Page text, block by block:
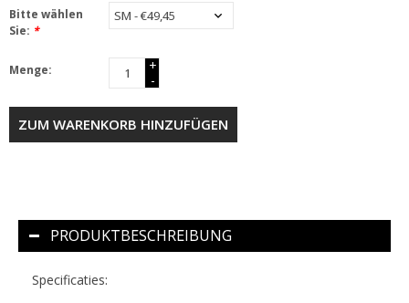
Bitte wählen
Sie: *
Menge:
+
-
ZUM WARENKORB HINZUFÜGEN
PRODUKTBESCHREIBUNG
Specificaties: